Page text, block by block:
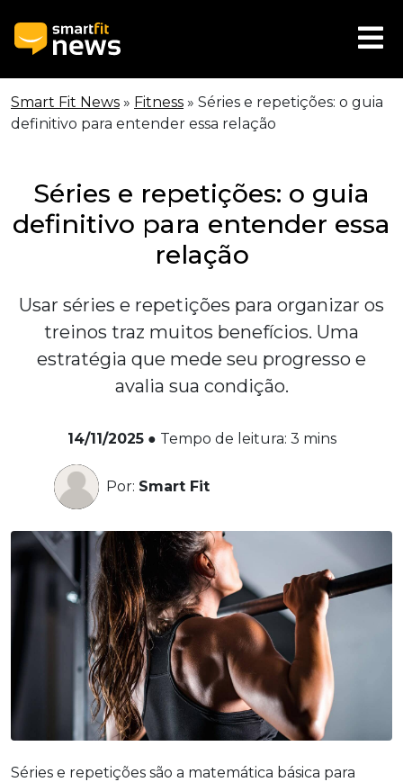
Smart Fit News » Fitness » Séries e repetições: o guia
definitivo para entender essa relação
Séries e repetições: o guia
definitivo para entender essa
relação
Usar séries e repetições para organizar os
treinos traz muitos benefícios. Uma
estratégia que mede seu progresso e
avalia sua condição.
14/11/2025● Tempo de leitura: 3 mins
Por: Smart Fit
Séries e repetições são a matemática básica para